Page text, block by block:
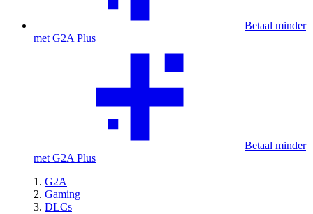
Betaal minder
met G2A Plus
Betaal minder
met G2A Plus
G2A
Gaming
DLCs